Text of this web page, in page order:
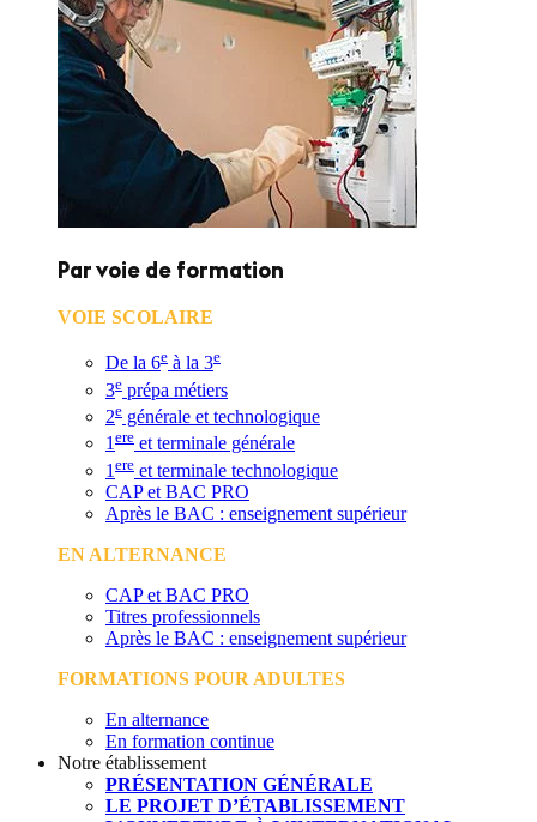
Par voie de formation
VOIE SCOLAIRE
De la 6e à la 3e
3e prépa métiers
2e générale et technologique
1 ere et terminale générale
1 ere et terminale technologique
CAP et BAC PRO
Après le BAC : enseignement supérieur
EN ALTERNANCE
CAP et BAC PRO
Titres professionnels
Après le BAC : enseignement supérieur
FORMATIONS POUR ADULTES
En alternance
En formation continue
Notre établissement
PRÉSENTATION GÉNÉRALE
LE PROJET D’ÉTABLISSEMENT